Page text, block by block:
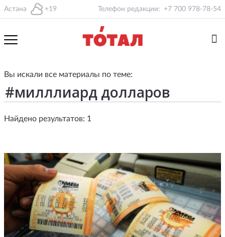
Астана +19 Телефон редакции: +7 700 978-78-54
Вы искали все материалы по теме:
Найдено результатов: 1